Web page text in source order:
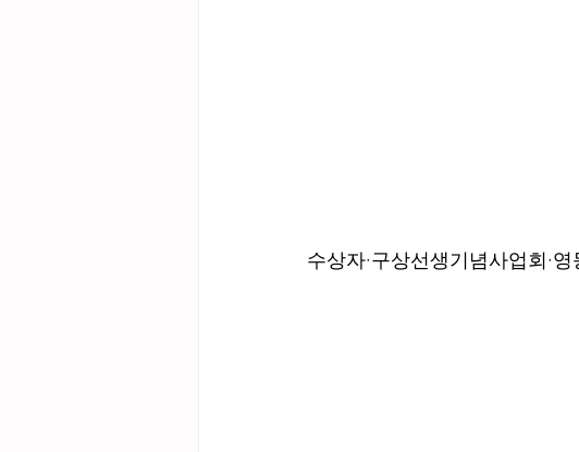
수상자·구상선생기념사업회·